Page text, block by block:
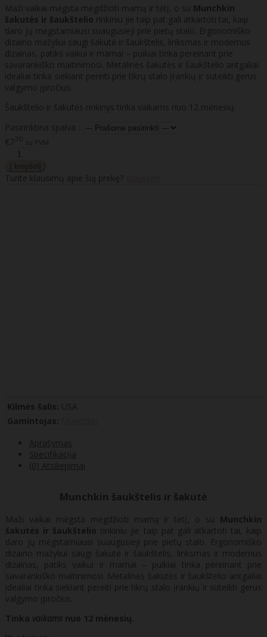
Maži vaikai mėgsta mėgdžioti mamą ir tėtį, o su Munchkin
šakutės ir šaukštelio rinkiniu jie taip pat gali atkartoti tai, kaip
daro jų mėgstamiausi suaugusieji prie pietų stalo. Ergonomiško
dizaino mažyliui saugi šakutė ir šaukštelis, linksmas ir modernus
dizainas, patiks vaikui ir mamai – puikiai tinka pereinant prie
savarankiško maitinimosi. Metalinės šakutės ir šaukštelio antgaliai
idealiai tinka siekiant pereiti prie tikrų stalo įrankių ir suteikti gerus
valgymo įpročius.
Šaukštelio ir šakutės rinkinys tinka vaikams nuo 12 mėnesių.
Pasirinktina spalva :
€7 30 su PVM
Turite klausimų apie šią prekę?
Kilmės šalis: USA
Gamintojas:
Aprašymas
Specifikacija
(0) Atsiliepimai
Munchkin šaukštelis ir šakutė
Maži vaikai mėgsta mėgdžioti mamą ir tėtį, o su Munchkin
šakutės ir šaukštelio rinkiniu jie taip pat gali atkartoti tai, kaip
daro jų mėgstamiausi suaugusieji prie pietų stalo. Ergonomiško
dizaino mažyliui saugi šakutė ir šaukštelis, linksmas ir modernus
dizainas, patiks vaikui ir mamai – puikiai tinka pereinant prie
savarankiško maitinimosi. Metalinės šakutės ir šaukštelio antgaliai
idealiai tinka siekiant pereiti prie tikrų stalo įrankių ir suteikti gerus
valgymo įpročius.
Tinka vaikams nuo 12 mėnesių.